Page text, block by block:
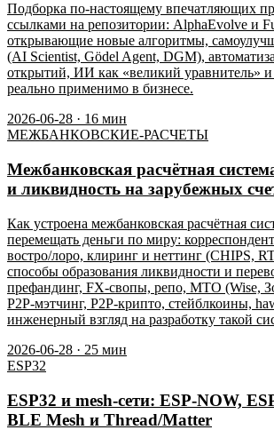
Подборка по-настоящему впечатляющих
ссылками на репозитории: AlphaEvolve и
открывающие новые алгоритмы,
(AI Scientist, Gödel Agent, DGM),
открытий, ИИ как «великий уравнитель» и
реально применимо в бизнесе.
2026-06-28 · 16 мин
МЕЖБАНКОВСКИЕ-РАСЧЕТЫ
Межбанковская расчётная
и ликвидность на зарубежных
Как устроена межбанковская расчётная
перемещать деньги по миру:
востро/лоро, клиринг и неттинг (CHIPS,
способы образования ликвидности и
префандинг, FX-свопы, репо, MTO (Wise,
P2P-мэтчинг, P2P-крипто, стейблкоины,
инженерный взгляд на разработку такой
2026-06-28 · 25 мин
ESP32
ESP32 и mesh-сети: ESP-NOW,
BLE Mesh и Thread/Matter